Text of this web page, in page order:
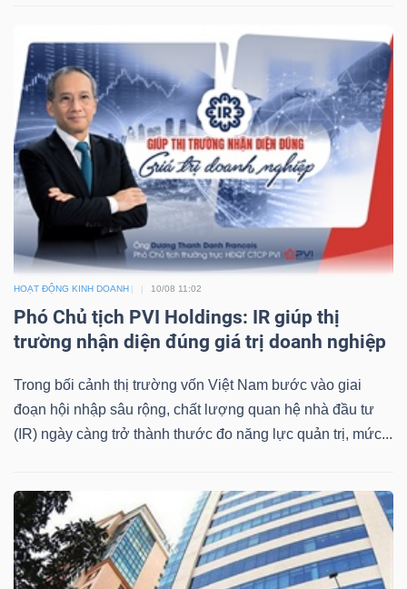
HOẠT ĐỘNG KINH DOANH 10/08 11:02
Phó Chủ tịch PVI Holdings: IR giúp thị
trường nhận diện đúng giá trị doanh nghiệp
Trong bối cảnh thị trường vốn Việt Nam bước vào giai
đoạn hội nhập sâu rộng, chất lượng quan hệ nhà đầu tư
(IR) ngày càng trở thành thước đo năng lực quản trị, mức...
SINH
TRÁI
PHIẾU
CÔNG
CỤ
ĐẦU
TƯ
TRUY
XUẤT
Ngành
(-)